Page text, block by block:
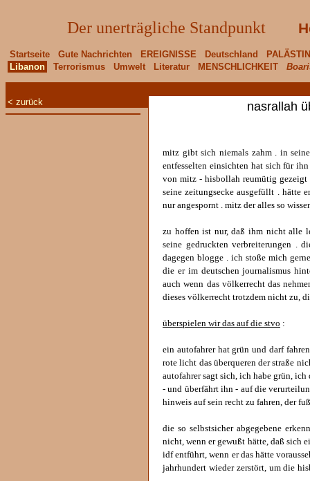
Der unerträgliche Standpunkt
Startseite Gute Nachrichten EREIGNISSE Deutschland
Libanon
Terrorismus Umwelt Literatur MENSCHLICHKEIT
< zurück nasrallah
mitz gibt sich niemals zahm . in
entfesselten einsichten hat sich für
von mitz - hisbollah reumütig gezeigt
seine zeitungsecke ausgefüllt . hätte
nur angespornt . mitz der alles so
zu hoffen ist nur, daß ihm nicht alle
seine gedruckten verbreiterungen .
dagegen blogge . ich stoße mich
die er im deutschen journalismus
auch wenn das völkerrecht das
dieses völkerrecht trotzdem nicht zu,
überspielen wir das auf die stvo :
ein autofahrer hat grün und darf
rote licht das überqueren der straße
autofahrer sagt sich, ich habe grün,
- und überfährt ihn - auf die
hinweis auf sein recht zu fahren, der
die so selbstsicher abgegebene
nicht, wenn er gewußt hätte, daß sich
idf entführt, wenn er das hätte
jahrhundert wieder zerstört, um die